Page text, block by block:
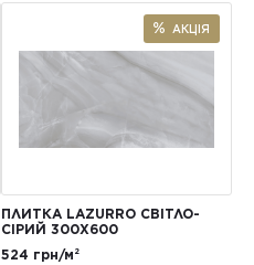
АКЦІЯ
ПЛИТКА LAZURRO СВІТЛО-
СІРИЙ 300Х600
524 грн/м²